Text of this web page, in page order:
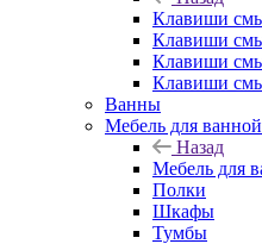
Клавиши
Клавиши
Клавиши
Клавиши
Ванны
Мебель для ванной
Назад
Мебель для
Полки
Шкафы
Тумбы